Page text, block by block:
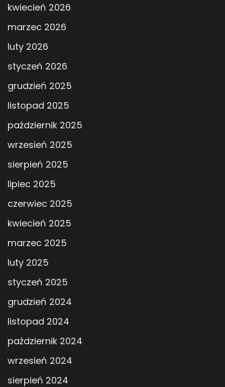
kwiecień 2026
marzec 2026
luty 2026
styczeń 2026
grudzień 2025
listopad 2025
październik 2025
wrzesień 2025
sierpień 2025
lipiec 2025
czerwiec 2025
kwiecień 2025
marzec 2025
luty 2025
styczeń 2025
grudzień 2024
listopad 2024
październik 2024
wrzesień 2024
sierpień 2024